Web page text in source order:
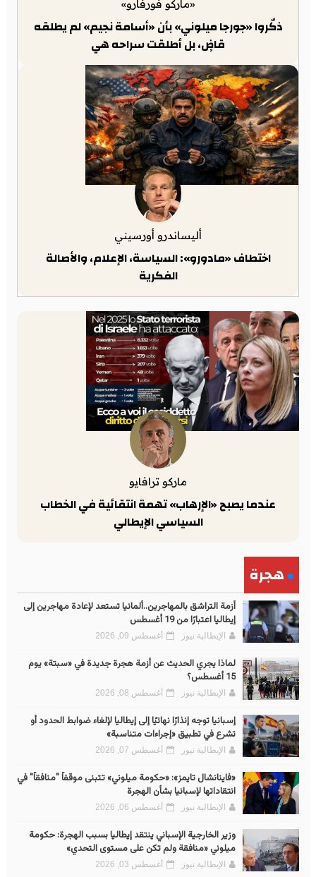
«ماركو فورفارو»
ذكّروا «جورجا ميلوني» بأن «أسامة نجيم» لم يطلقه
قاضٍ، بل أطلقت سراحه هي
أليساندرو أورسيني
اختطاف «مادورو»: السياسة، الإعلام، والأصالة
الفكرية
ماركو ترافايو
عندما يصبح «الإرهاب» تهمة انتقائية في الخطاب
السياسي الإيطالي
هجرة
أزمة التراشق بالمهاجرين..ألمانيا تستعد لإعادة مهاجرين إلى
إيطاليا اعتبارًا من 19 أغسطس
الإيطالية نيوز أغسطس 09, 2026
لماذا يجري الحديث عن أزمة هجرة جديدة في «سبتة» يوم
15 أغسطس؟
الإيطالية نيوز أغسطس 08, 2026
إسبانيا توجه إنذارًا نهائيًا إلى إيطاليا لإلغاء ضوابط الحدود أو
تشرع في تطبيق «إجراءات متناسبة»
الإيطالية نيوز أغسطس 07, 2026
«فاينانشال تايمز»: «حكومة ميلوني» تتبنى موقفاً "منافقاً" في
انتقاداتها لإسبانيا بشأن الهجرة
الإيطالية نيوز أغسطس 06, 2026
وزير الخارجية الإسباني ينتقد إيطاليا بسبب الهجرة: حكومة
ميلوني «منافقة ولم تكن على مستوى التحدي»
الإيطالية نيوز أغسطس 03, 2026